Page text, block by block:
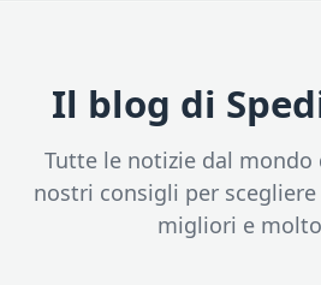
Il blog di
Tutte le notizie dal mondo
nostri consigli per
migliori e